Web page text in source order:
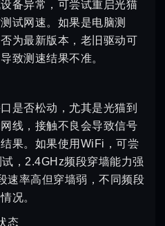
备异常，可尝试重启光猫
试网速。如果是电脑测
为最新版本，老旧驱动可
致测速结果不准。
是否松动，尤其是光猫到
线，接触不良会导致信号
果。如果使用WiFi，可尝
，2.4GHz频段穿墙能力强
速率高但穿墙弱，不同频段
况。
态